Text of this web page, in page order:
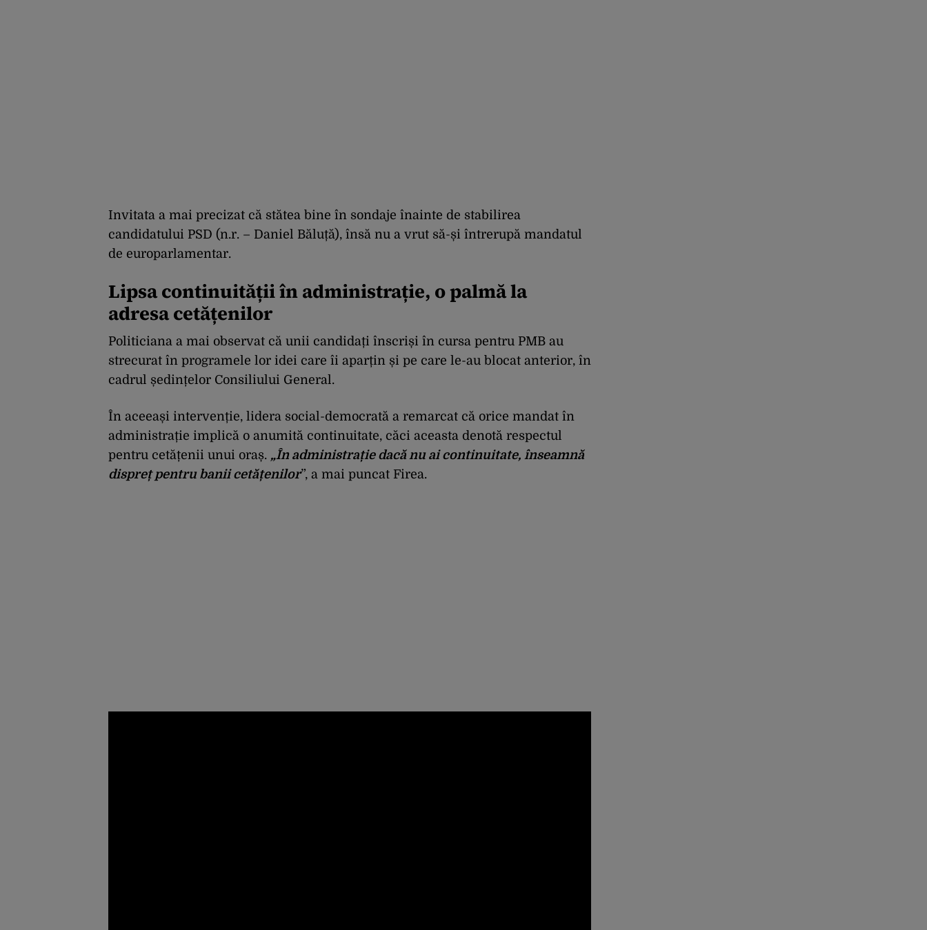
Invitata a mai precizat că stătea bine în sondaje înainte de stabilirea
candidatului PSD (n.r. – Daniel Băluță), însă nu a vrut să-și întrerupă mandatul
de europarlamentar.
Lipsa continuității în administrație, o palmă la
adresa cetățenilor
Politiciana a mai observat că unii candidați înscriși în cursa pentru PMB au
strecurat în programele lor idei care îi aparțin și pe care le-au blocat anterior, în
cadrul ședințelor Consiliului General.
În aceeași intervenție, lidera social-democrată a remarcat că orice mandat în
administrație implică o anumită continuitate, căci aceasta denotă respectul
pentru cetățenii unui oraș. „În administrație dacă nu ai continuitate, înseamnă
dispreț pentru banii cetățenilor”, a mai puncat Firea.